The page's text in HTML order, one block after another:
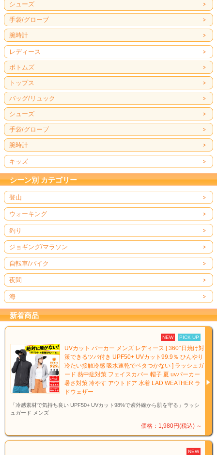
シューズ
手袋/グローブ
腕時計
レディース
ボトムズ
トップス
バッグ/リュック
シューズ
手袋/グローブ
腕時計
キッズ
シーン別 カテゴリー
登山
ウォーキング
釣り
ジョギング/マラソン
自転車/バイク
夜間
海
新着商品
NEW PICK UP
UVカット パーカー メンズ レディース [ 360°日焼け対
策できるツバ付き UPF50+ UVカット99.9％ ひんやり
冷たい接触冷感 吸水速乾でベタつかない ] ラッシュガ
ード 熱中症対策 フェイスカバー 帽子 夏 uvパーカー
暑さ対策 冷やす アウトドア 水着 LAD WEATHER ラ
ドウェザー
「冷感素材で気持ち良い UPF50+ UVカット98%で紫外線から肌を守る」ラッシ
ュガード メンズ
価格：1,980円(税込) ～
NEW